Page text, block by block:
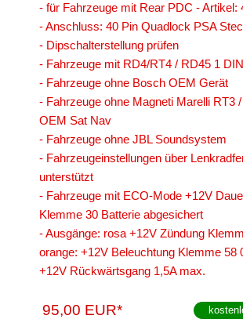
- für Fahrzeuge mit Rear PDC - Artikel:
- Anschluss: 40 Pin Quadlock PSA
- Dipschalterstellung prüfen
- Fahrzeuge mit RD4/RT4 / RD45 1
- Fahrzeuge ohne Bosch OEM Gerät
- Fahrzeuge ohne Magneti Marelli RT3
OEM Sat Nav
- Fahrzeuge ohne JBL Soundsystem
- Fahrzeugeinstellungen über
unterstützt
- Fahrzeuge mit ECO-Mode +12V
Klemme 30 Batterie abgesichert
- Ausgänge: rosa +12V Zündung
orange: +12V Beleuchtung Klemme 58
+12V Rückwärtsgang 1,5A max.
95,00 EUR*